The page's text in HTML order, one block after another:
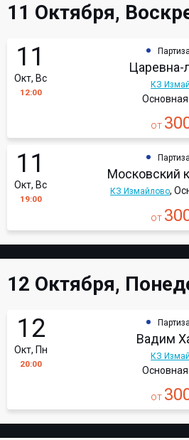
11 Октября,
11
Окт, Вс
12:00
Царевна-
КЗ
от
11
Окт, Вс
19:00
Московский
КЗ Измайлово,
от
12 Октября,
12
Окт, Пн
20:00
Вадим
КЗ
от